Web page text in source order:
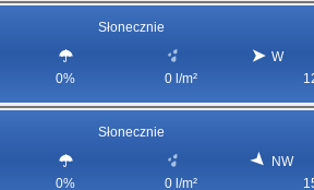
Słonecznie
0% 0 l/m²
W
Słonecznie
0% 0 l/m²
NW